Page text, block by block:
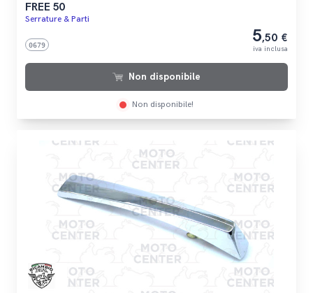
FREE 50
Serrature & Parti
0679 5,50 €
iva inclusa
Non disponibile
Non disponibile!